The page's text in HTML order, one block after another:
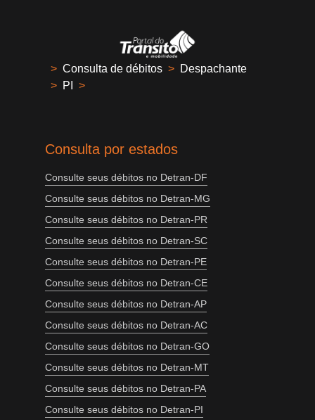
> Consulta de débitos > Despachante
> PI >
Consulta por estados
Consulte seus débitos no Detran-DF
Consulte seus débitos no Detran-MG
Consulte seus débitos no Detran-PR
Consulte seus débitos no Detran-SC
Consulte seus débitos no Detran-PE
Consulte seus débitos no Detran-CE
Consulte seus débitos no Detran-AP
Consulte seus débitos no Detran-AC
Consulte seus débitos no Detran-GO
Consulte seus débitos no Detran-MT
Consulte seus débitos no Detran-PA
Consulte seus débitos no Detran-PI